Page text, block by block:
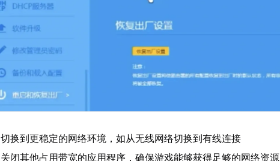
切换到更稳定的网络环境，如从无线网络切换到有线连接
关闭其他占用带宽的应用程序，确保游戏能够获得足够的网络资源